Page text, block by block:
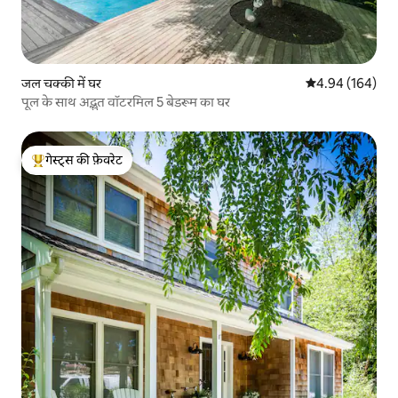
जल चक्की में घर औसत रेटिंग 5 में से
4.94 (164)
पूल के साथ अद्भुत वॉटरमिल 5 बेडरूम का घर
गेस्ट्स का टॉप फ़ेवरेट
गेस्ट्स की फ़ेवरेट